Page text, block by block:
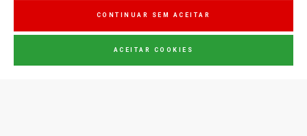
CONTINUAR SEM ACEITAR
ACEITAR COOKIES